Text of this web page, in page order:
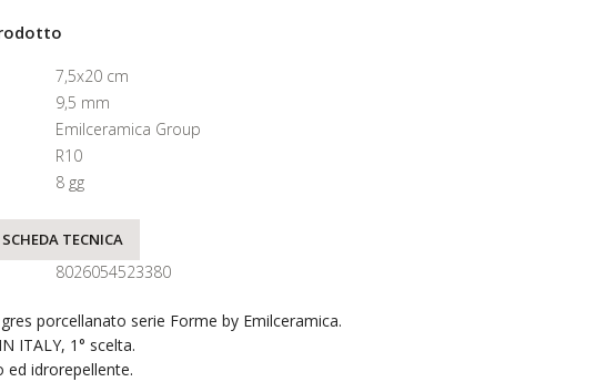
7,5x20 cm
9,5 mm
Emilceramica Group
R10
8 gg
TECNICA
8026054523380
porcellanato serie Forme by Emilceramica.
ITALY, 1° scelta.
ed idrorepellente.